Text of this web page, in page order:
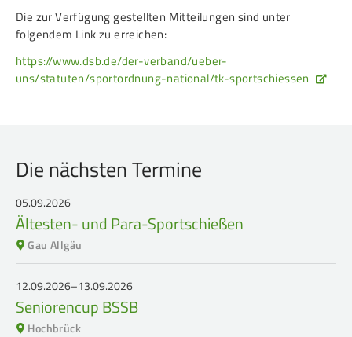
Die zur Verfügung gestellten Mitteilungen sind unter
folgendem Link zu erreichen:
https://www.dsb.de/der-verband/ueber-
uns/statuten/sportordnung-national/tk-sportschiessen
Die nächsten Termine
05.09.2026
Ältesten- und Para-Sportschießen
Gau Allgäu
12.09.2026–13.09.2026
Seniorencup BSSB
Hochbrück